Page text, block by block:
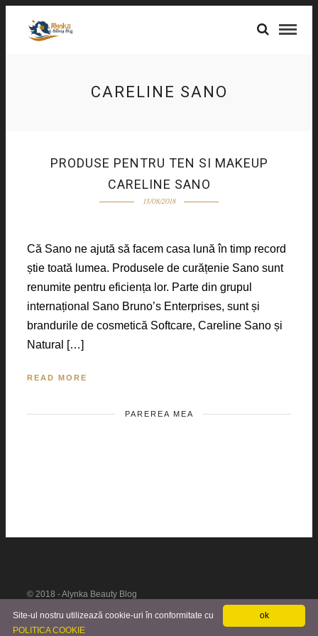
CARELINE SANO
PRODUSE PENTRU TEN SI MAKEUP
CARELINE SANO
13/08/2018
Că Sano ne ajută să facem casa lună în timp record
știe toată lumea. Produsele de curățenie Sano sunt
renumite pentru eficiența lor. Parte din grupul
internațional Sano Bruno’s Enterprises, sunt și
brandurile de cosmetică Softcare, Careline Sano și
Natural […]
READ MORE
PAREREA MEA
© 2018 - Alynka Beauty Blog
ok
Site-ul nostru utilizează cookie-uri în conformitate cu
POLITICA COOKIE